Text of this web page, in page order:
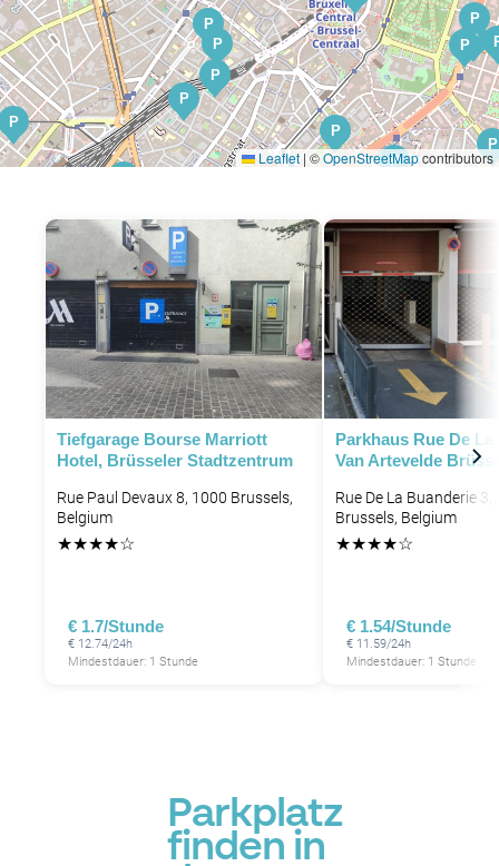
P
P
P
P
P
P
PP
P
P
P
P
P
P
P
P
P
P
P
P
Leaflet | ©OpenStreetMapcontributors
Tiefgarage Bourse Marriott
Hotel, Brüsseler Stadtzentrum
Rue Paul Devaux 8, 1000 Brussels,
Belgium
★★★★☆
€ 1.7/Stunde
€ 12.74/24h
Mindestdauer: 1 Stunde
Parkhaus Rue De
Van Artevelde
Rue De La Buanderie 3,
Brussels, Belgium
★★★★☆
€ 1.54/Stunde
€ 11.59/24h
Mindestdauer: 1 Stunde
Parkplatz
finden in